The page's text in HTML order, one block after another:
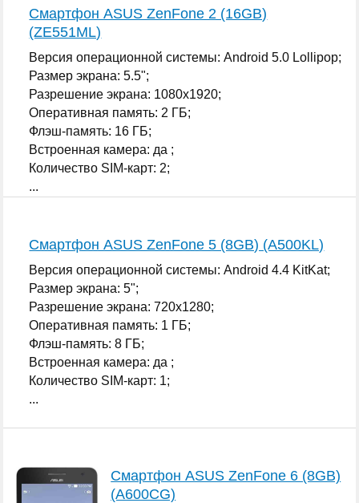
Смартфон ASUS ZenFone 2 (16GB)
(ZE551ML)
Версия операционной системы: Android 5.0 Lollipop;
Размер экрана: 5.5";
Разрешение экрана: 1080x1920;
Оперативная память: 2 ГБ;
Флэш-память: 16 ГБ;
Встроенная камера: да ;
Количество SIM-карт: 2;
...
Смартфон ASUS ZenFone 5 (8GB) (A500KL)
Версия операционной системы: Android 4.4 KitKat;
Размер экрана: 5";
Разрешение экрана: 720x1280;
Оперативная память: 1 ГБ;
Флэш-память: 8 ГБ;
Встроенная камера: да ;
Количество SIM-карт: 1;
...
Смартфон ASUS ZenFone 6 (8GB)
(A600CG)